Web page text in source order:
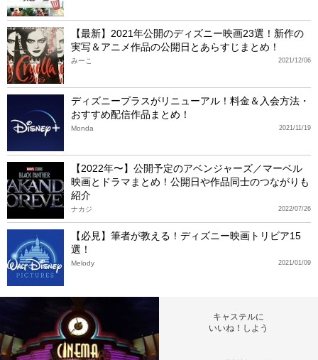
【最新】2021年公開のディズニー映画23選！新作の
実写＆アニメ作品の公開日とあらすじまとめ！
2021/12/06
みーこ
ディズニープラスがリニューアル！料金＆入会方法・
おすすめ配信作品まとめ！
2021/11/19
Monda
【2022年〜】公開予定のアベンジャーズ／マーベル
映画とドラマまとめ！公開日や作品同士のつながりも
紹介
2022/07/26
ナカジ
【必見】筆者が教える！ディズニー映画トリビア15
選！
2021/01/09
Melody
キャステルに
いいね！しよう